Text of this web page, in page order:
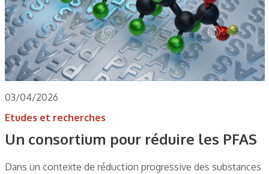
03/04/2026
Etudes et recherches
Un consortium pour réduire les PFAS
Dans un contexte de réduction progressive des substances